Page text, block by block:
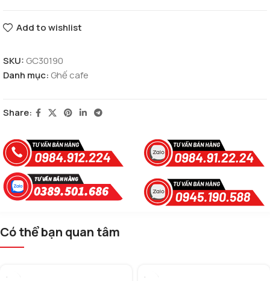
Add to wishlist
SKU: GC30190
Danh mục: Ghế cafe
Share:
Có thể bạn quan tâm